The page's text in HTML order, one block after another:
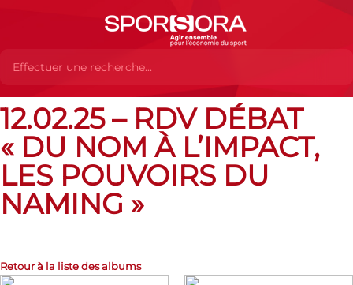
Albums Flickr 12.02.25 – RDV Débat « Du nom à l’impact, les pouvoirs
du Naming »
12.02.25 – RDV DÉBAT
« DU NOM À L’IMPACT,
LES POUVOIRS DU
NAMING »
Retour à la liste des albums